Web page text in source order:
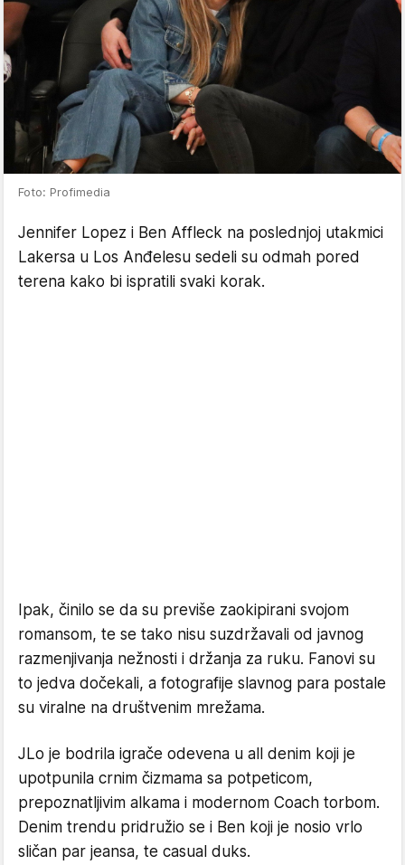
Foto: Profimedia
Jennifer Lopez i Ben Affleck na poslednjoj utakmici
Lakersa u Los Anđelesu sedeli su odmah pored
terena kako bi ispratili svaki korak.
Ipak, činilo se da su previše zaokipirani svojom
romansom, te se tako nisu suzdržavali od javnog
razmenjivanja nežnosti i držanja za ruku. Fanovi su
to jedva dočekali, a fotografije slavnog para postale
su viralne na društvenim mrežama.
JLo je bodrila igrače odevena u all denim koji je
upotpunila crnim čizmama sa potpeticom,
prepoznatljivim alkama i modernom Coach torbom.
Denim trendu pridružio se i Ben koji je nosio vrlo
sličan par jeansa, te casual duks.